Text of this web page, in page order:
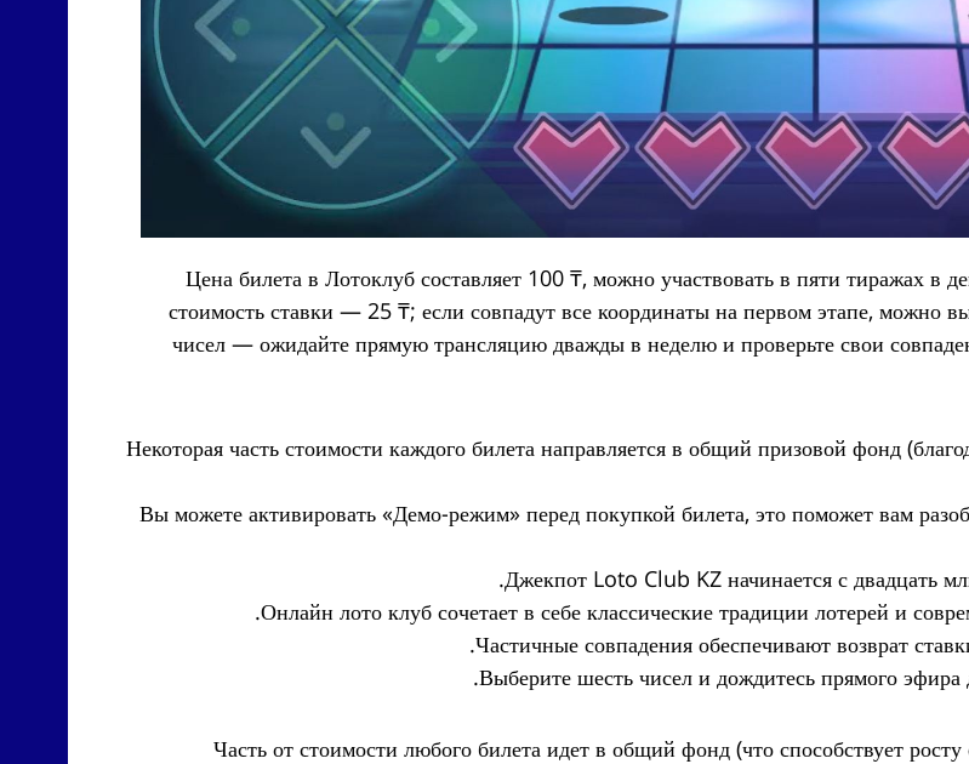
Цена билета в Лотоклуб составляет 100 ₸, можно участвовать в пяти тиражах
стоимость ставки — 25 ₸; если совпадут все координаты на первом этапе, можно
чисел — ожидайте прямую трансляцию дважды в неделю и проверьте свои
Некоторая часть стоимости каждого билета направляется в общий призовой фонд
Вы можете активировать «Демо-режим» перед покупкой билета, это поможет вам
Джекпот Loto Club KZ начинается с двадцать
Онлайн лото клуб сочетает в себе классические традиции лотерей и
Частичные совпадения обеспечивают возврат
Выберите шесть чисел и дождитесь прямого
Часть от стоимости любого билета идет в общий фонд (что способствует